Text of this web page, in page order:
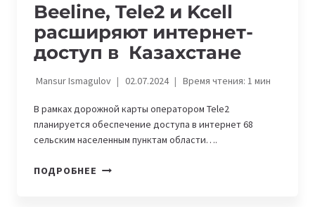
Beeline, Tele2 и Kcell
расширяют интернет-
доступ в Казахстане
Mansur Ismagulov 02.07.2024 Время чтения: 1мин
В рамках дорожной карты оператором Tele2
планируется обеспечение доступа в интернет 68
сельским населенным пунктам области….
ПОДРОБНЕЕ BEELINE,